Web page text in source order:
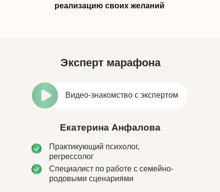
реализацию своих желаний
Екатерина Анфалова
Практикующий психолог,
регрессолог
Специалист по работе с семейно-
родовыми сценариями
Эксперт марафона
Видео-знакомство с экспертом